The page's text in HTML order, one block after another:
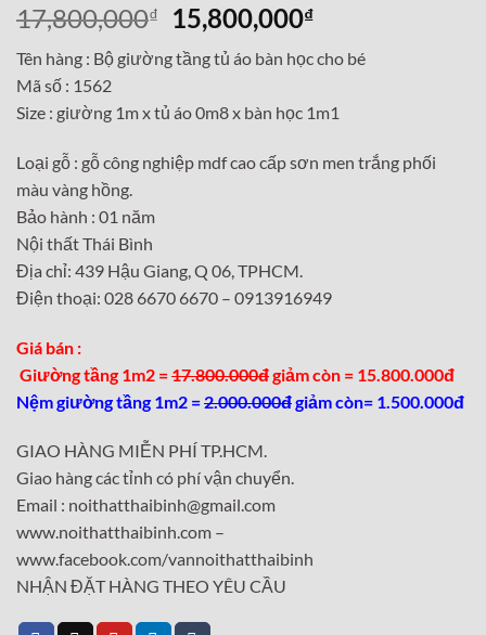
17,800,000₫
Giá
gốc
là:
15,800,000₫Giá
tại
15,800,000₫.
Tên hàng : Bộ giường tầng tủ áo bàn học cho bé
Mã số : 1562
Size : giường 1m x tủ áo 0m8 x bàn học 1m1
Loại gỗ : gỗ công nghiệp mdf cao cấp sơn men trắng phối
màu vàng hồng.
Bảo hành : 01 năm
Nội thất Thái Bình
Địa chỉ: 439 Hậu Giang, Q 06, TPHCM.
Điện thoại: 028 6670 6670 – 0913916949
Giá bán :
Giường tầng 1m2 =17.800.000đgiảm còn = 15.800.000đ
Nệm giường tầng 1m2 =2.000.000đgiảm còn= 1.500.000đ
GIAO HÀNG MIỄN PHÍ TP.HCM.
Giao hàng các tỉnh có phí vận chuyển.
Email : noithatthaibinh@gmail.com
www.noithatthaibinh.com –
www.facebook.com/vannoithatthaibinh
NHẬN ĐẶT HÀNG THEO YÊU CẦU